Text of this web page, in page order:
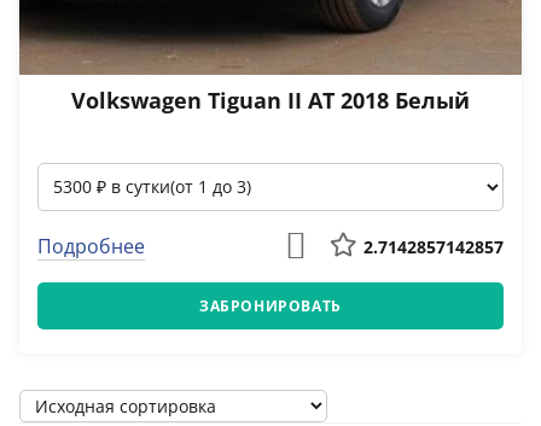
Volkswagen Tiguan II АТ 2018 Белый
Подробнее 2.7142857142857
ЗАБРОНИРОВАТЬ